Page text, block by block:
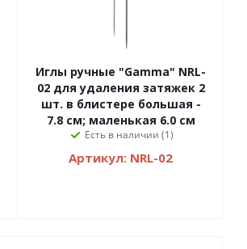
Иглы ручные "Gamma" NRL-
02 для удаления затяжек 2
шт. в блистере большая -
7.8 см; маленькая 6.0 см
Есть в наличии (1)
Артикул: NRL-02